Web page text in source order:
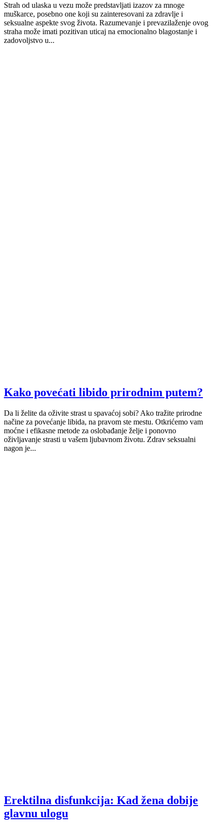
Strah od ulaska u vezu može predstavljati izazov za mnoge
muškarce, posebno one koji su zainteresovani za zdravlje i
seksualne aspekte svog života. Razumevanje i prevazilaženje ovog
straha može imati pozitivan uticaj na emocionalno blagostanje i
zadovoljstvo u...
Kako povećati libido prirodnim putem?
Da li želite da oživite strast u spavaćoj sobi? Ako tražite prirodne
načine za povećanje libida, na pravom ste mestu. Otkrićemo vam
moćne i efikasne metode za oslobađanje želje i ponovno
oživljavanje strasti u vašem ljubavnom životu. Zdrav seksualni
nagon je...
Erektilna disfunkcija: Kad žena dobije
glavnu ulogu